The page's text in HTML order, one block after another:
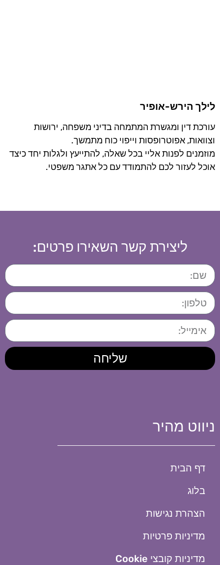
לילך הירש-אופיר
עורכת דין ומגשרת המתמחה בדיני משפחה, ירושות
וצוואות, אפוטרופסות וייפוי כוח מתמשך.
מוזמנים לפנות אליי בכל שאלה, להתייעץ ולגלות יחד כיצד
אוכל לעזור לכם להתמודד עם כל אתגר משפטי.
ליצירת קשר השאירו פרטים:
שליחה
ניווט מהיר
דף הבית
בלוג
הצהרת נגישות
מדיניות פרטיות
מדיניות קובצי Cookie​